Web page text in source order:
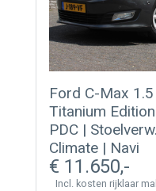
Ford C-Max
Titanium
PDC |
Climate | Navi
11.650
Incl. kosten rijklaar